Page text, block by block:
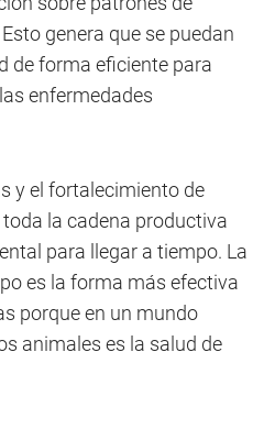
genera que se puedan
de forma eficiente para
enfermedades
y el fortalecimiento de
la cadena productiva
para llegar a tiempo. La
es la forma más efectiva
porque en un mundo
animales es la salud de